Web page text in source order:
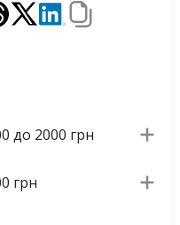
до 2000 грн
грн